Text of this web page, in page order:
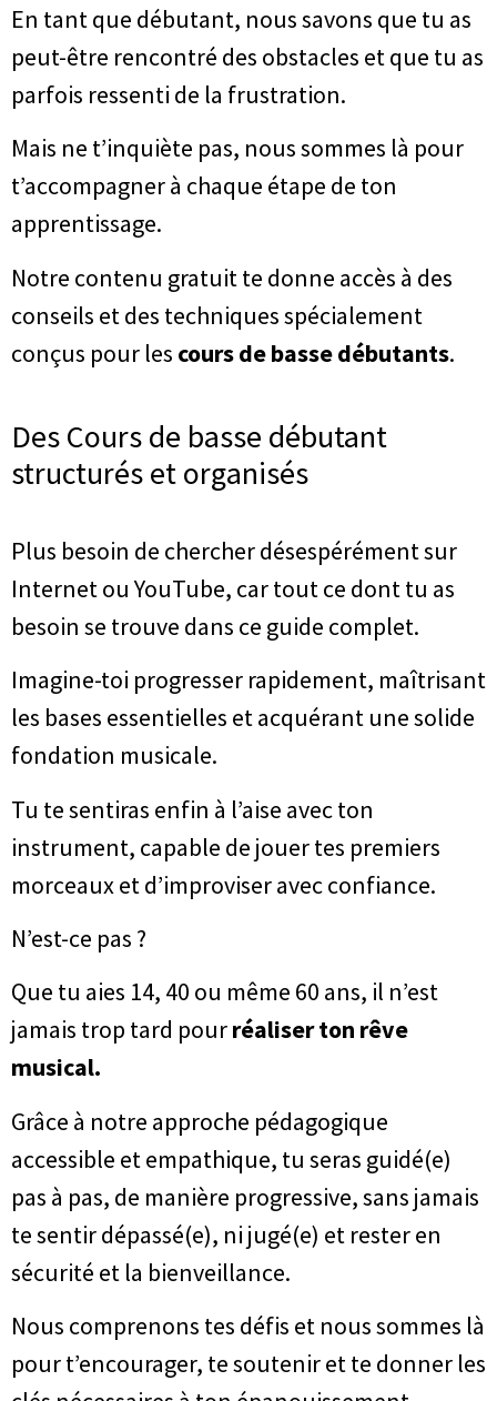
En tant que débutant, nous savons que tu as
peut-être rencontré des obstacles et que tu as
parfois ressenti de la frustration.
Mais ne t’inquiète pas, nous sommes là pour
t’accompagner à chaque étape de ton
apprentissage.
Notre contenu gratuit te donne accès à des
conseils et des techniques spécialement
conçus pour les cours de basse débutants​.
Des Cours de basse débutant
structurés et organisés
Plus besoin de chercher désespérément sur
Internet ou YouTube, car tout ce dont tu as
besoin se trouve dans ce guide complet.
Imagine-toi progresser rapidement, maîtrisant
les bases essentielles et acquérant une solide
fondation musicale.
Tu te sentiras enfin à l’aise avec ton
instrument, capable de jouer tes premiers
morceaux et d’improviser avec confiance.
N’est-ce pas ?
Que tu aies 14, 40 ou même 60 ans, il n’est
jamais trop tard pourréaliser ton rêve
musical.
Grâce à notre approche pédagogique
accessible et empathique, tu seras guidé(e)
pas à pas, de manière progressive, sans jamais
te sentir dépassé(e), ni jugé(e) et rester en
sécurité et la bienveillance.
Nous comprenons tes défis et nous sommes là
pour t’encourager, te soutenir et te donner les